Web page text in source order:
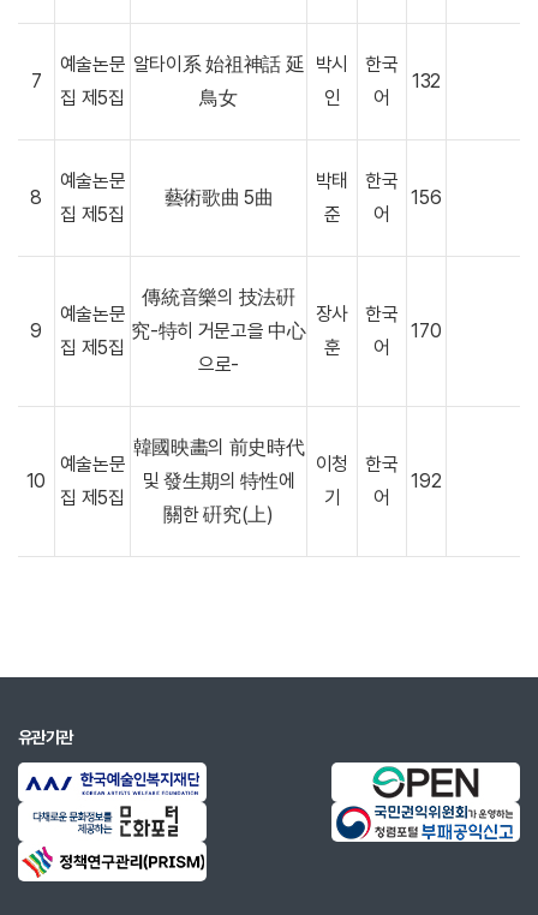
7
예술논문
집 제5집
알타이系 始祖神話 延
鳥女
박시
인
한국
어
132
8
예술논문
집 제5집
藝術歌曲 5曲
박태
준
한국
어
156
9
예술논문
집 제5집
傳統音樂의 技法硏
究-特히 거문고을 中心
으로-
장사
훈
한국
어
170
10
예술논문
집 제5집
韓國映畵의 前史時代
및 發生期의 特性에
關한 硏究(上)
이청
기
한국
어
192
유관기관